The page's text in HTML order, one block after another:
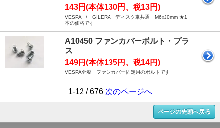
143円(本体130円、税13円)
VESPA / GILERA ディスク車共通 M6x20mm ★1
本の価格です
A10450 ファンカバーボルト・プラ
ス
149円(本体135円、税14円)
VESPA全般 ファンカバー固定用のボルトです
1-12 / 676 次のページへ
ページの先頭へ戻る